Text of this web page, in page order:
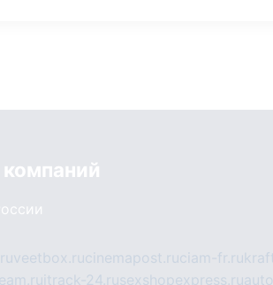
veetbox.rucinemapost.ruciam-fr.ru
itrack-24.rusexshopexpress.ru